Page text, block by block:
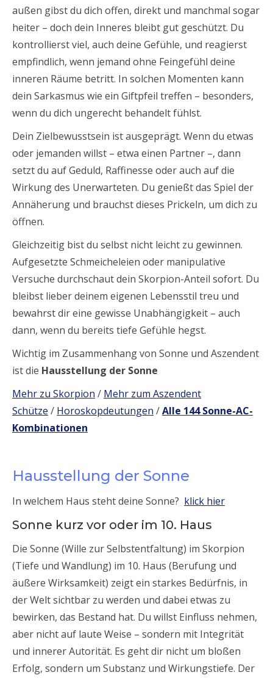
außen gibst du dich offen, direkt und manchmal sogar
heiter – doch dein Inneres bleibt gut geschützt. Du
kontrollierst viel, auch deine Gefühle, und reagierst
empfindlich, wenn jemand ohne Feingefühl deine
inneren Räume betritt. In solchen Momenten kann
dein Sarkasmus wie ein Giftpfeil treffen – besonders,
wenn du dich ungerecht behandelt fühlst.
Dein Zielbewusstsein ist ausgeprägt. Wenn du etwas
oder jemanden willst – etwa einen Partner –, dann
setzt du auf Geduld, Raffinesse oder auch auf die
Wirkung des Unerwarteten. Du genießt das Spiel der
Annäherung und brauchst dieses Prickeln, um dich zu
öffnen.
Gleichzeitig bist du selbst nicht leicht zu gewinnen.
Aufgesetzte Schmeicheleien oder manipulative
Versuche durchschaut dein Skorpion-Anteil sofort. Du
bleibst lieber deinem eigenen Lebensstil treu und
bewahrst dir eine gewisse Unabhängigkeit – auch
dann, wenn du bereits tiefe Gefühle hegst.
Wichtig im Zusammenhang von Sonne und Aszendent
ist die Hausstellung der Sonne
Mehr zu Skorpion / Mehr zum Aszendent
Schütze / Horoskopdeutungen /Alle 144 Sonne-AC-
Kombinationen
Hausstellung der Sonne
In welchem Haus steht deine Sonne? klick hier
Sonne kurz vor oder im 10. Haus
Die Sonne (Wille zur Selbstentfaltung) im Skorpion
(Tiefe und Wandlung) im 10. Haus (Berufung und
äußere Wirksamkeit) zeigt ein starkes Bedürfnis, in
der Welt sichtbar zu werden und dabei etwas zu
bewirken, das Bestand hat. Du willst Einfluss nehmen,
aber nicht auf laute Weise – sondern mit Integrität
und innerer Autorität. Es geht dir nicht um bloßen
Erfolg, sondern um Substanz und Wirkungstiefe. Der